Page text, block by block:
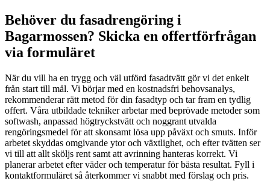
Behöver du fasadrengöring i
Bagarmossen? Skicka en offertförfrågan
via formuläret
När du vill ha en trygg och väl utförd fasadtvätt gör vi det enkelt
från start till mål. Vi börjar med en kostnadsfri behovsanalys,
rekommenderar rätt metod för din fasadtyp och tar fram en tydlig
offert. Våra utbildade tekniker arbetar med beprövade metoder som
softwash, anpassad högtryckstvätt och noggrant utvalda
rengöringsmedel för att skonsamt lösa upp påväxt och smuts. Inför
arbetet skyddas omgivande ytor och växtlighet, och efter tvätten ser
vi till att allt sköljs rent samt att avrinning hanteras korrekt. Vi
planerar arbetet efter väder och temperatur för bästa resultat. Fyll i
kontaktformuläret så återkommer vi snabbt med förslag och pris.